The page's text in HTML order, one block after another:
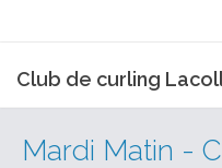
Club de curling
Mardi Matin -